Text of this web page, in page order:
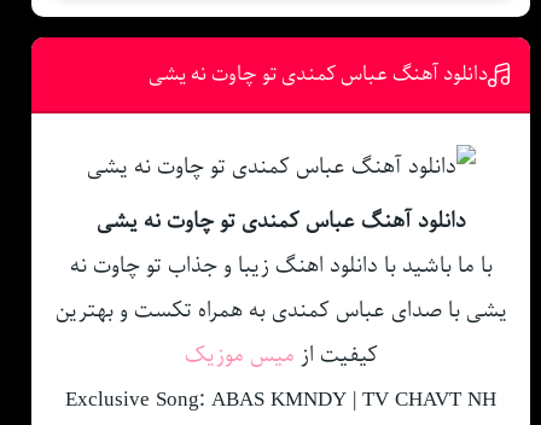
دانلود آهنگ عباس کمندی تو چاوت نه یشی
دانلود آهنگ عباس کمندی تو چاوت نه یشی
با ما باشید با دانلود اهنگ زیبا و جذاب تو چاوت نه
یشی با صدای عباس کمندی به همراه تکست و بهترین
کیفیت از میس موزیک
Exclusive Song: ABAS KMNDY | TV CHAVT NH